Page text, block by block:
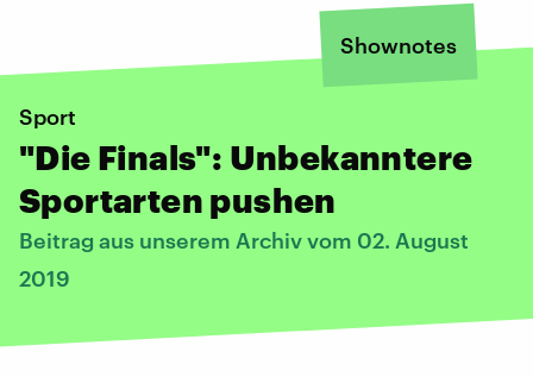
Shownotes
Sport
"Die Finals": Unbekanntere
Sportarten pushen
Beitrag aus unserem Archiv vom 02. August
2019